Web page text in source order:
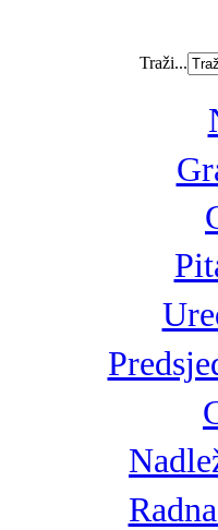
Traži...